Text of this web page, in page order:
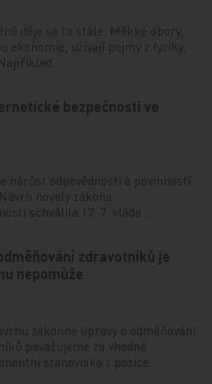
děje se to stále. Měkké obory,
ekonomie, užívají pojmy z fyziky,
bezpečnosti ve
nárůst odpovědnosti a povinností
novely zákona
schválila 17. 7. vláda…
zdravotníků je
nepomůže
zákonné úpravy o odměňování
považujeme za vhodné
stanovisko z pozice…